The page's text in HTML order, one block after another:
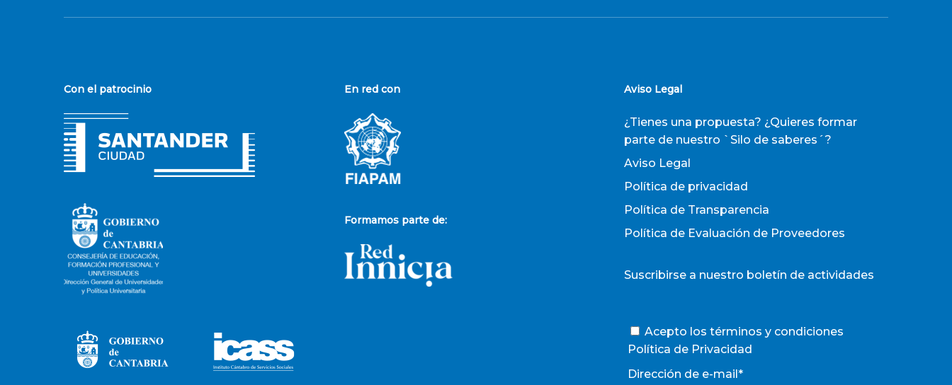
Con el patrocinio En red con
Formamos parte de:
Aviso Legal
¿Tienes una propuesta? ¿Quieres formar
parte de nuestro `Silo de saberes´?
Aviso Legal
Política de privacidad
Política de Transparencia
Política de Evaluación de Proveedores
Suscribirse a nuestro boletín de actividades
Acepto los términos y condiciones
Política de Privacidad
Dirección de e-mail*